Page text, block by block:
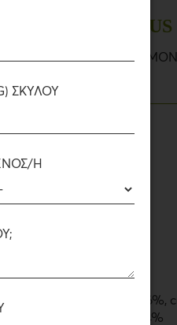
PLUS
CONSTITUENTS
: 13.7 % , crude fat :3.6%,
ash 1.3% , moisture : 77.4%
ΣΚΎΛΟΥ
Η